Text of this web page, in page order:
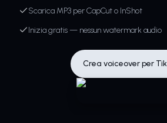
Scarica MP3 per CapCut o InShot
Inizia gratis — nessun watermark audio
Crea voiceover per